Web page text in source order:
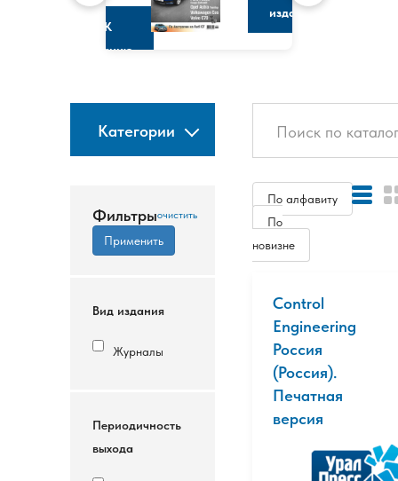
К
изданию
изданию
Категории
Фильтры
Вид издания
Журналы
Периодичность
выхода
По алфавиту
По
новизне
Control
Engineering
Россия
(Россия).
Печатная
версия